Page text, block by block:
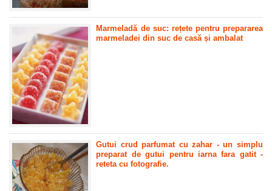
Marmeladă de suc: rețete pentru prepararea
marmeladei din suc de casă și ambalat
Gutui crud parfumat cu zahar - un simplu
preparat de gutui pentru iarna fara gatit -
reteta cu fotografie.